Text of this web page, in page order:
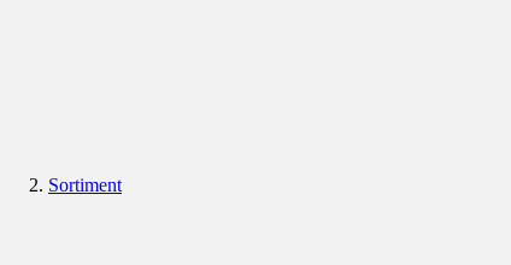
Sortiment